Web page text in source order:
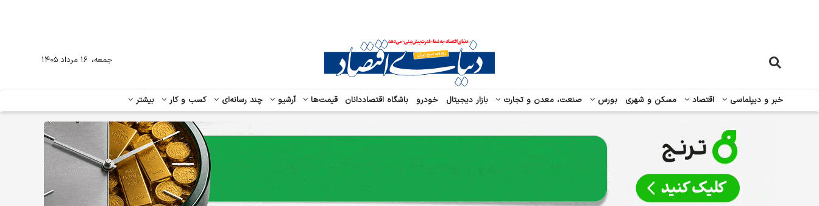
خبر و دیپلماسی اقتصاد مسکن و شهری بورس صنعت، معدن و تجارت بازار دیجیتال خودرو باشگاه اقتصاددانان قیمت‌ها آرشیو چند رسانه‌ای کسب و کار بیشتر
جمعه، ۱۶ مرداد ۱۴۰۵